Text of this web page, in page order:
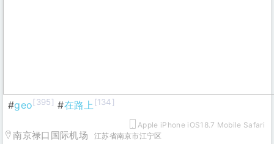
#geo[395] #在路上 [134]
Apple iPhone iOS18.7 Mobile Safari
南京禄口国际机场 江苏省南京市江宁区